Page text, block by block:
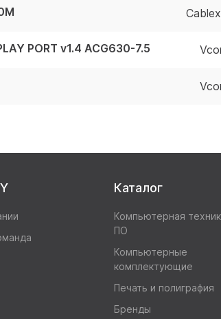
PORT v1.4 ACG630-7.5
Каталог
Компьютерная
ПО
Компьютерные
комплектующие
Печать и полиграфия
Бренды